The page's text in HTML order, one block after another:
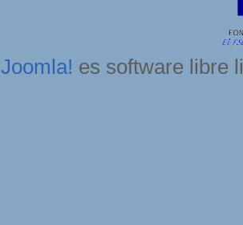
Joomla! es software libre